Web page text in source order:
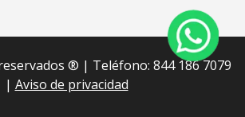
®︎ | Teléfono: 844 186 7079
| Aviso de privacidad